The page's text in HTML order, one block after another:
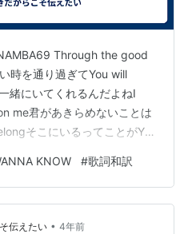
Through the good
時を通り過ぎてYou will
緒にいてくれるんだよねI
me君があきらめないことは
そこにいるってことがYou
じように君は感じるかな
いつか変わる…
KNOW #歌詞和訳
伝えたい • 4年前